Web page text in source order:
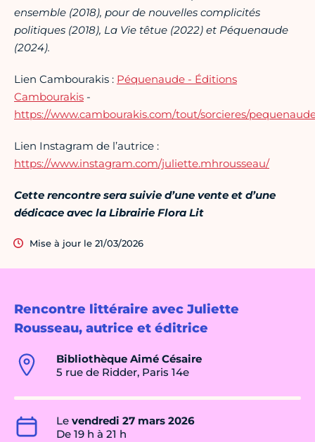
Rencontre littéraire avec Juliette
Rousseau, autrice et éditrice
Bibliothèque Aimé Césaire
5 rue de Ridder, Paris 14e
Le vendredi 27 mars 2026
De 19 h à 21 h
ensemble (2018), pour de nouvelles complicités
politiques (2018), La Vie têtue (2022) et Péquenaude
(2024).
Lien Cambourakis : Péquenaude - Éditions
Cambourakis -
https://www.cambourakis.com/tout/sorcieres/
Lien Instagram de l’autrice :
https://www.instagram.com/juliette.mhrousseau/
Cette rencontre sera suivie d’une vente et d’une
dédicace avec la Librairie Flora Lit
Mise à jour le 21/03/2026